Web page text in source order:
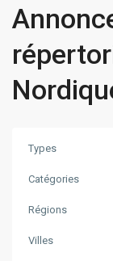
Types
Catégories
Régions
Villes